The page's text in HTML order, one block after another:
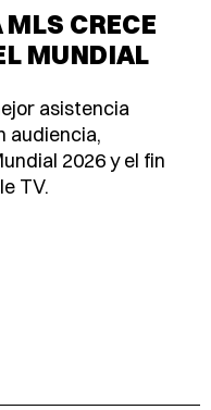
CRECE
MUNDIAL
asistencia
audiencia,
2026 y el fin
TV.